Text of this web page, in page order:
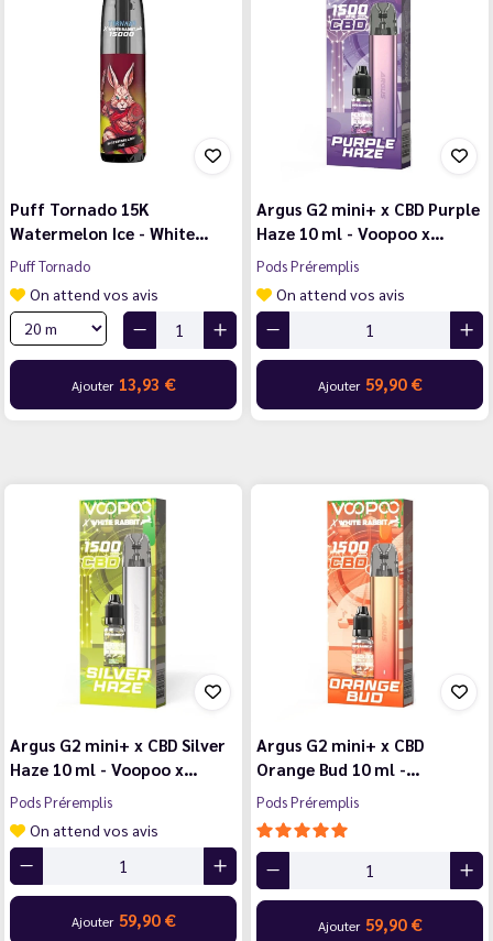
Puff Tornado 15K
Watermelon Ice - White…
Puff Tornado
On attend vos avis
Ajouter 13,93 €
Argus G2 mini+ x CBD Purple
Haze 10 ml - Voopoo x…
Pods Préremplis
On attend vos avis
Ajouter 59,90 €
Argus G2 mini+ x CBD Silver
Haze 10 ml - Voopoo x…
Pods Préremplis
On attend vos avis
Ajouter 59,90 €
Argus G2 mini+ x CBD
Orange Bud 10 ml -…
Pods Préremplis
Ajouter 59,90 €